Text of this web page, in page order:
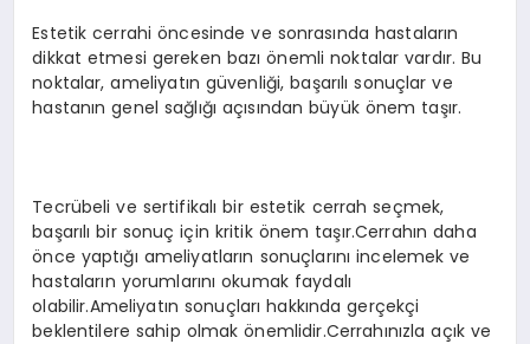
Estetik cerrahi öncesinde ve sonrasında hastaların
dikkat etmesi gereken bazı önemli noktalar vardır. Bu
noktalar, ameliyatın güvenliği, başarılı sonuçlar ve
hastanın genel sağlığı açısından büyük önem taşır.
Tecrübeli ve sertifikalı bir estetik cerrah seçmek,
başarılı bir sonuç için kritik önem taşır.Cerrahın daha
önce yaptığı ameliyatların sonuçlarını incelemek ve
hastaların yorumlarını okumak faydalı
olabilir.Ameliyatın sonuçları hakkında gerçekçi
beklentilere sahip olmak önemlidir.Cerrahınızla açık ve